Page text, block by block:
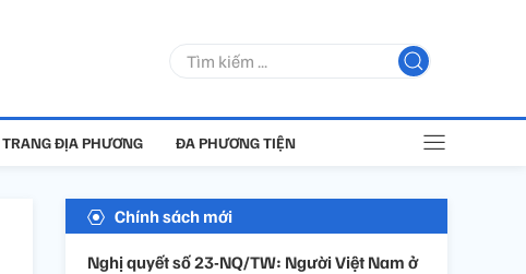
TRANG ĐỊA PHƯƠNG ĐA PHƯƠNG TIỆN
Chính sách mới
Nghị quyết số 23-NQ/TW: Người Việt Nam ở